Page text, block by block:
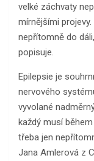
velké záchvaty
mírnějšími
nepřítomně do
popisuje.
Epilepsie je
nervového
vyvolané
každý musí
třeba jen
Jana Amlerová z